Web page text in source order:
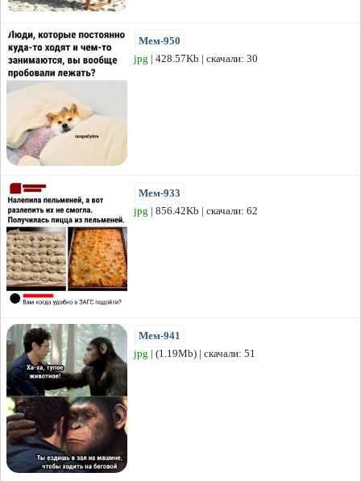
Мем-950
jpg | 428.57Kb | скачали: 30
Мем-933
jpg | 856.42Kb | скачали: 62
Мем-941
jpg | (1.19Mb) | скачали: 51